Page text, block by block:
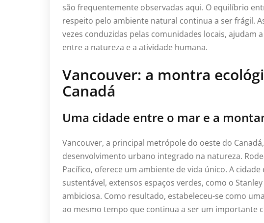
são frequentemente observadas aqui. O equilíbrio
respeito pelo ambiente natural continua a ser frágil.
vezes conduzidas pelas comunidades locais, ajudam
entre a natureza e a atividade humana.
Vancouver: a montra
Canadá
Uma cidade entre o mar e a
Vancouver, a principal metrópole do oeste do
desenvolvimento urbano integrado na natureza.
Pacífico, oferece um ambiente de vida único. A
sustentável, extensos espaços verdes, como o
ambiciosa. Como resultado, estabeleceu-se como
ao mesmo tempo que continua a ser um importante